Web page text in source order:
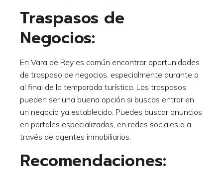
Traspasos de
Negocios:
En Vara de Rey es común encontrar oportunidades
de traspaso de negocios, especialmente durante o
al final de la temporada turística. Los traspasos
pueden ser una buena opción si buscas entrar en
un negocio ya establecido. Puedes buscar anuncios
en portales especializados, en redes sociales o a
través de agentes inmobiliarios.
Recomendaciones: